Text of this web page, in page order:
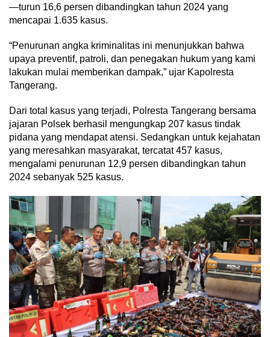
—turun 16,6 persen dibandingkan tahun 2024 yang
mencapai 1.635 kasus.
“Penurunan angka kriminalitas ini menunjukkan bahwa
upaya preventif, patroli, dan penegakan hukum yang kami
lakukan mulai memberikan dampak,” ujar Kapolresta
Tangerang.
Dari total kasus yang terjadi, Polresta Tangerang bersama
jajaran Polsek berhasil mengungkap 207 kasus tindak
pidana yang mendapat atensi. Sedangkan untuk kejahatan
yang meresahkan masyarakat, tercatat 457 kasus,
mengalami penurunan 12,9 persen dibandingkan tahun
2024 sebanyak 525 kasus.